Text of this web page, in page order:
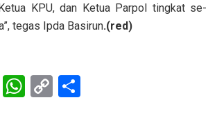
KPU, dan Ketua Parpol tingkat se-
tegas Ipda Basirun.(red)
E
W C